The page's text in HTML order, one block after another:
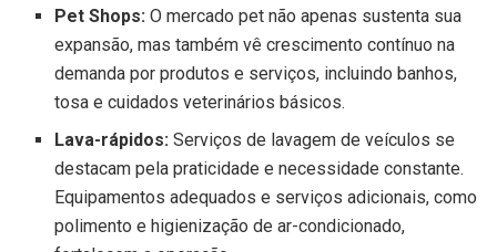
Pet Shops:O mercado pet não apenas sustenta sua
expansão, mas também vê crescimento contínuo na
demanda por produtos e serviços, incluindo banhos,
tosa e cuidados veterinários básicos.
Lava-rápidos:Serviços de lavagem de veículos se
destacam pela praticidade e necessidade constante.
Equipamentos adequados e serviços adicionais, como
polimento e higienização de ar-condicionado,